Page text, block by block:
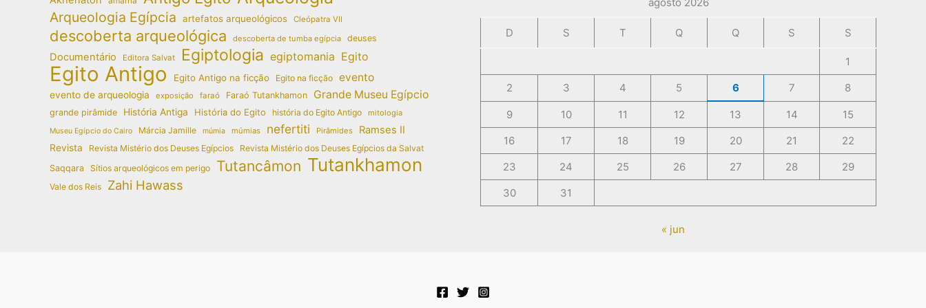
Arqueologia Egípcia artefatos arqueológicos Cleópatra VII
descoberta arqueológica descoberta de tumba egípcia deuses
Documentário Editora Salvat Egiptologia egiptomania Egito
Egito Antigo Egito Antigo na ficção Egito na ficção evento
evento de arqueologia exposição faraó Faraó Tutankhamon Grande Museu Egípcio
grande pirâmide História Antiga História do Egito história do Egito Antigo mitologia
Museu Egípcio do Cairo Márcia Jamille múmia múmias nefertiti Pirâmides Ramses II
Revista Revista Mistério dos Deuses Egípcios
Revista Mistério dos Deuses Egípcios da Salvat
Saqqara Sítios arqueológicos em perigo Tutancâmon Tutankhamon
Vale dos Reis Zahi Hawass
D S T Q Q S S
1
2
3 4 5 6 7 8
9 10 11 12 13 14
15
16
17 18 19 20 21
22
23
24 25 26 27 28
29
30
31
« jun